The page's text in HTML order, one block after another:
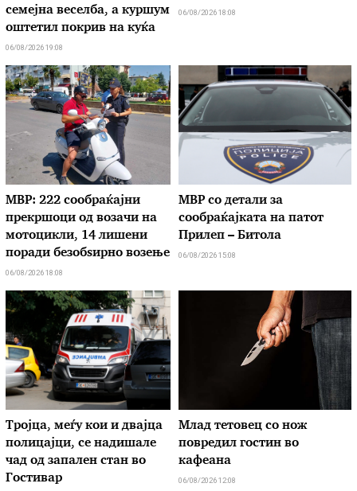
семејна веселба, а куршум
оштетил покрив на куќа
06/08/2026 19:08
06/08/2026 18:08
МВР: 222 сообраќајни
прекршоци од возачи на
мотоцикли, 14 лишени
поради безобѕирно возење
06/08/2026 18:08
МВР со детали за
сообраќајката на патот
Прилеп – Битола
06/08/2026 15:08
Тројца, меѓу кои и двајца
полицајци, се надишале
чад од запален стан во
Гостивар
Млад тетовец со нож
повредил гостин во
кафеана
06/08/2026 12:08